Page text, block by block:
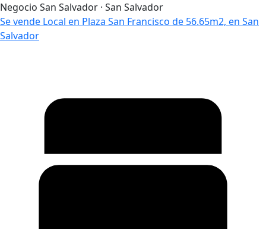
Negocio San Salvador · San Salvador
Se vende Local en Plaza San Francisco de 56.65m2, en San
Salvador